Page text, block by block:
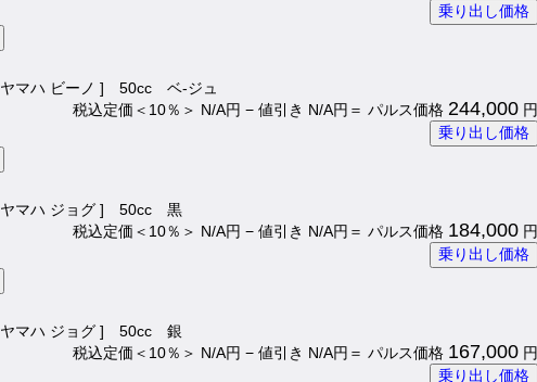
乗り出し価格
ヤマハ ビーノ ] 50cc ベ-ジュ
税込定価＜10％＞ N/A円 − 値引き N/A円＝ パルス価格 244,000 円
乗り出し価格
ヤマハ ジョグ ] 50cc 黒
税込定価＜10％＞ N/A円 − 値引き N/A円＝ パルス価格 184,000 円
乗り出し価格
ヤマハ ジョグ ] 50cc 銀
税込定価＜10％＞ N/A円 − 値引き N/A円＝ パルス価格 167,000 円
乗り出し価格